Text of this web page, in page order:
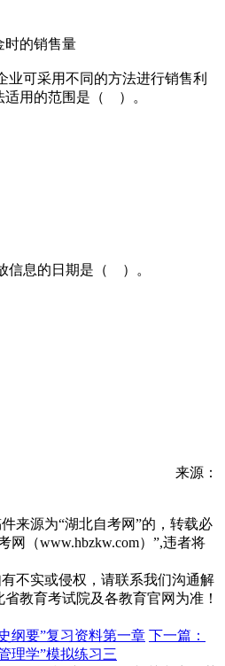
时的销售量
业可采用不同的方法进行销售利
适用的范围是（ ）。
信息的日期是（ ）。
来源：
来源为“湖北自考网”的，转载必
网（www.hbzkw.com）”,违者将
不实或侵权，请联系我们沟通解
教育考试院及各教育官网为准！
纲要”复习资料第一章 下一篇：
理学”模拟练习三